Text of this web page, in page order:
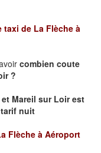
de La Flèche à
combien coute
?
Mareil sur Loir est
tarif nuit
Flèche à Aéroport